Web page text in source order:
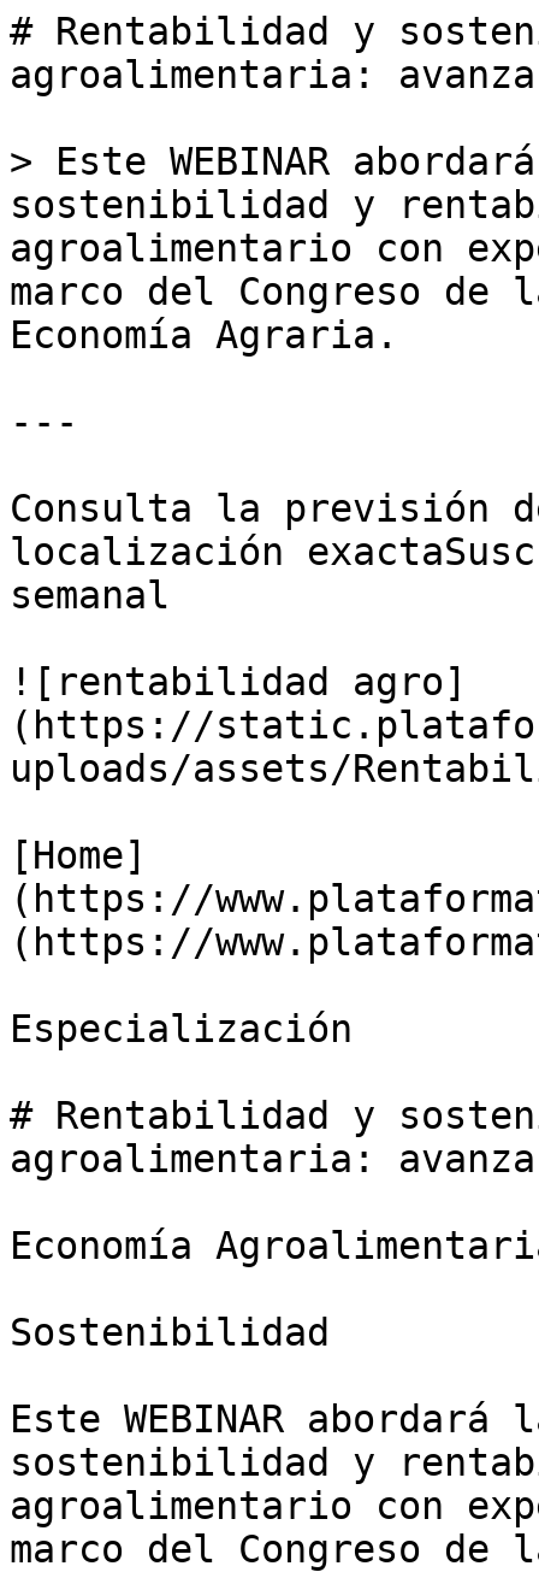
# Rentabilidad y
agroalimentaria:
> Este WEBINAR
sostenibilidad y
agroalimentario con
marco del Congreso de
Economía Agraria.
---
Consulta la previsión
localización
semanal
![rentabilidad agro]
(https://
uploads/assets/
[Home]
(https://
(https://
Especialización
# Rentabilidad y
agroalimentaria:
Economía
Sostenibilidad
Este WEBINAR
sostenibilidad y
agroalimentario con
marco del Congreso de